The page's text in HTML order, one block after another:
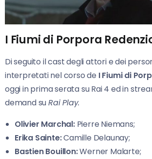
I Fiumi di Porpora
Di seguito il cast degli attori e dei
interpretati nel corso de I Fiumi di
oggi in prima serata su Rai 4 ed in
demand suRai Play.
Olivier Marchal:Pierre Niemans;
Erika Sainte:Camille Delaunay;
Bastien Bouillon:Werner Malarte;